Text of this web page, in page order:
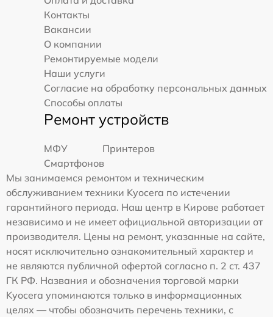
Контакты
Вакансии
О компании
Ремонтируемые модели
Наши услуги
Согласие на обработку персональных данных
Способы оплаты
Ремонт устройств
МФУ
Принтеров
Смартфонов
Мы занимаемся ремонтом и техническим
обслуживанием техники Kyocera по истечении
гарантийного периода. Наш центр в Кирове работает
независимо и не имеет официальной авторизации от
производителя. Цены на ремонт, указанные на сайте,
носят исключительно ознакомительный характер и
не являются публичной офертой согласно п. 2 ст. 437
ГК РФ. Названия и обозначения торговой марки
Kyocera упоминаются только в информационных
целях — чтобы обозначить перечень техники, с